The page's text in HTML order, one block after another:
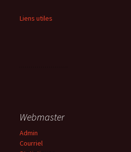
Liens utiles
Webmaster
Admin
Courriel